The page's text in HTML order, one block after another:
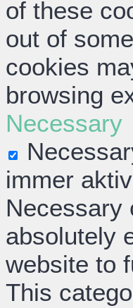
of these
out of
cookies
browsing
Necessary
immer aktiv
Necessary
absolutely
website to
This